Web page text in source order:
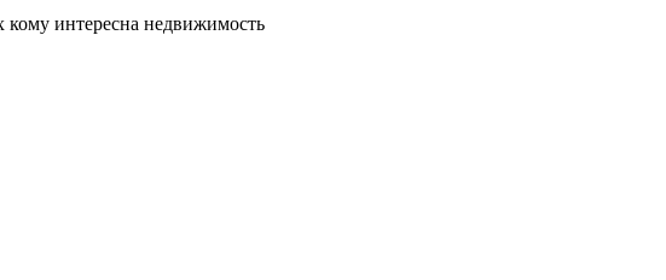
кому интересна недвижимость